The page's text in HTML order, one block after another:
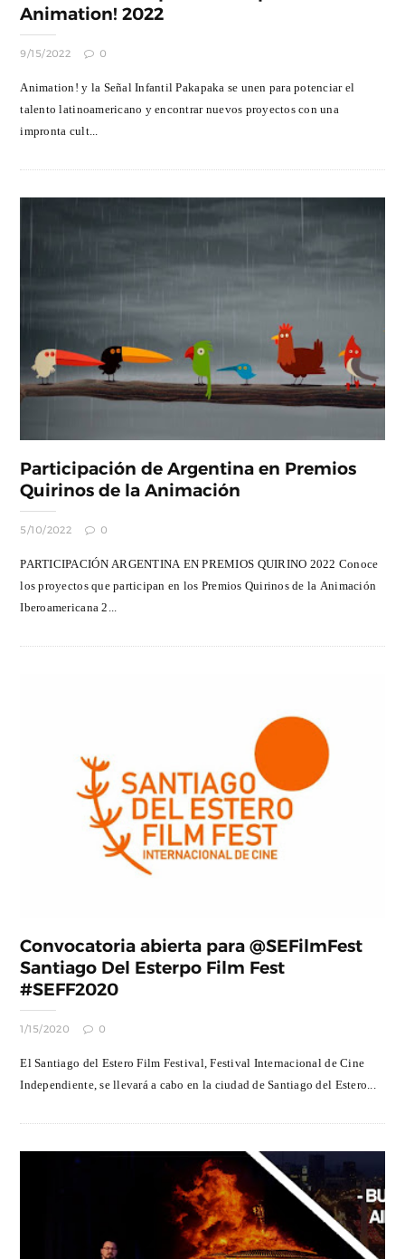
Animation! 2022
9/15/2022 0
Animation! y la Señal Infantil Pakapaka se unen para potenciar el
talento latinoamericano y encontrar nuevos proyectos con una
impronta cult...
Participación de Argentina en Premios
Quirinos de la Animación
5/10/2022 0
PARTICIPACIÓN ARGENTINA EN PREMIOS QUIRINO 2022 Conoce
los proyectos que participan en los Premios Quirinos de la Animación
Iberoamericana 2...
Convocatoria abierta para @SEFilmFest
Santiago Del Esterpo Film Fest
#SEFF2020
1/15/2020 0
El Santiago del Estero Film Festival, Festival Internacional de Cine
Independiente, se llevará a cabo en la ciudad de Santiago del Estero...